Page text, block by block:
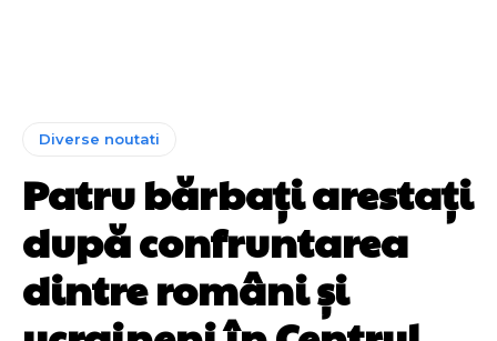
Diverse noutati
Patru bărbați arestați
după confruntarea
dintre români și